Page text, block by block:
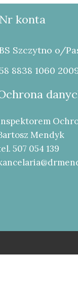
Nr konta
Szczytno o/
8838 1060
Mendyk
507 054 139